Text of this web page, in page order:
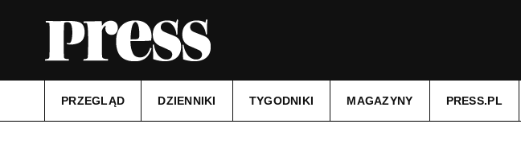
PRZEGLĄD DZIENNIKI TYGODNIKI MAGAZYNY PRESS.PL